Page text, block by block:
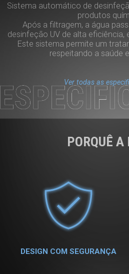
Sistema automático de
produtos
Após a filtragem, a água
desinfeção UV de alta eficiência,
Este sistema permite um
respeitando a saúde
Ver todas as
ESPECIFICAÇÕES
PORQUÊ A
DESIGN COM SEGURANÇA